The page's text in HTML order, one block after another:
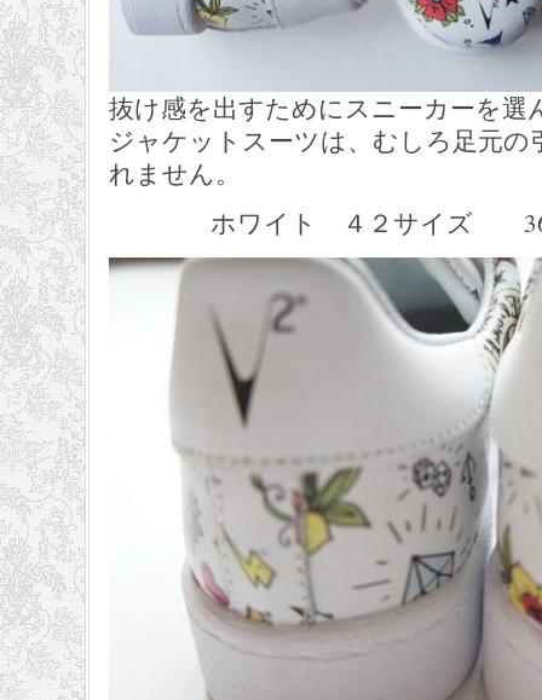
抜け感を出すためにスニーカーを選
ジャケットスーツは、むしろ足元
れません。
ホワイト ４２サイズ